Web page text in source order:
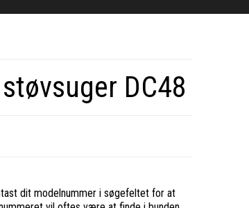
DC48
dit modelnummer i søgefeltet for at